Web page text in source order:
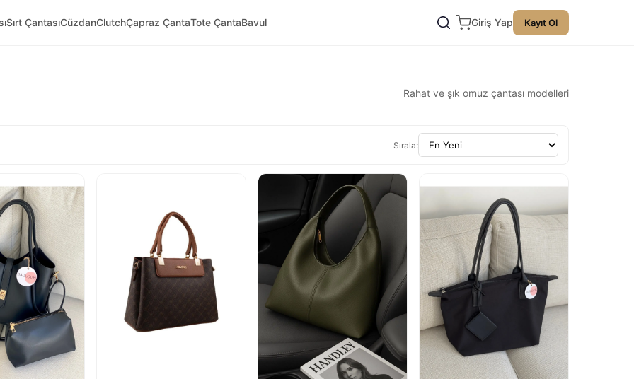
Sırt ÇantasıCüzdanClutchÇapraz ÇantaTote ÇantaBavul Giriş Yap Kayıt Ol
Rahat ve şık omuz çantası modelleri
Sırala: